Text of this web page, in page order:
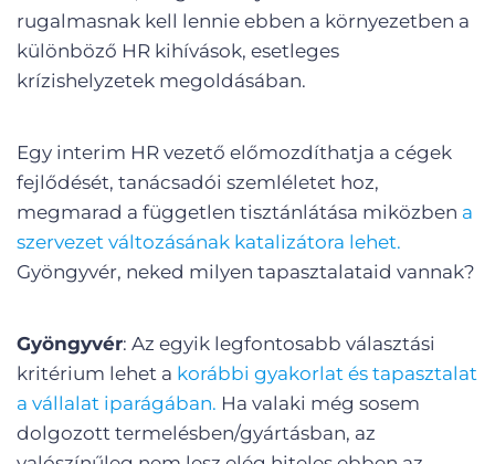
rugalmasnak kell lennie ebben a környezetben a
különböző HR kihívások, esetleges
krízishelyzetek megoldásában.
Egy interim HR vezető előmozdíthatja a cégek
fejlődését, tanácsadói szemléletet hoz,
megmarad a független tisztánlátása miközben a
szervezet változásának katalizátora lehet.
Gyöngyvér, neked milyen tapasztalataid vannak?
Gyöngyvér: Az egyik legfontosabb választási
kritérium lehet a korábbi gyakorlat és tapasztalat
a vállalat iparágában. Ha valaki még sosem
dolgozott termelésben/gyártásban, az